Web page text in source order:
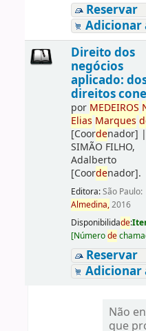
Reservar
Adicionar
Direito dos
negócios
aplicado:
direitos
por MEDEIROS
Elias Marques
[Coordenador] |
SIMÃO FILHO,
Adalberto
[Coordenador].
Editora:São Paulo:
Almedina,2016
Disponibilidade:
[Númerode
Reservar
Adicionar
Não
que